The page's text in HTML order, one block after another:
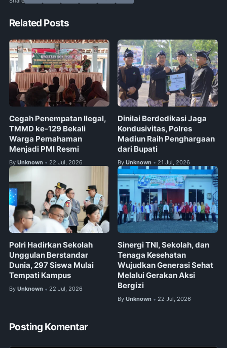
Related Posts
Cegah Penempatan Ilegal,
TMMD ke-129 Bekali
Warga Pemahaman
Menjadi PMI Resmi
By Unknown • 22 Jul, 2026
Dinilai Berdedikasi Jaga
Kondusivitas, Polres
Madiun Raih Penghargaan
dari Bupati
By Unknown • 21 Jul, 2026
Polri Hadirkan Sekolah
Unggulan Berstandar
Dunia, 297 Siswa Mulai
Tempati Kampus
By Unknown • 22 Jul, 2026
Sinergi TNI, Sekolah, dan
Tenaga Kesehatan
Wujudkan Generasi Sehat
Melalui Gerakan Aksi
Bergizi
By Unknown • 22 Jul, 2026
Posting Komentar